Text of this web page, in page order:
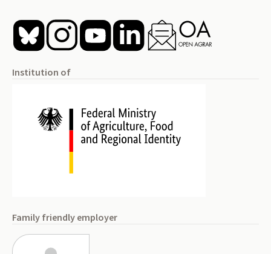
Institution of
Family friendly employer